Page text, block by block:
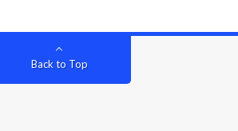
Back to Top